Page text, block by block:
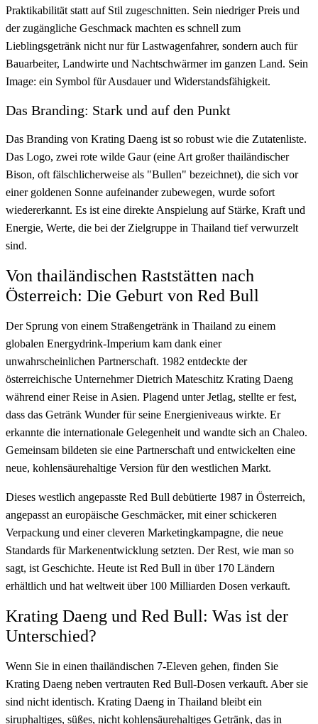
Praktikabilität statt auf Stil zugeschnitten. Sein niedriger Preis und
der zugängliche Geschmack machten es schnell zum
Lieblingsgetränk nicht nur für Lastwagenfahrer, sondern auch für
Bauarbeiter, Landwirte und Nachtschwärmer im ganzen Land. Sein
Image: ein Symbol für Ausdauer und Widerstandsfähigkeit.
Das Branding: Stark und auf den Punkt
Das Branding von Krating Daeng ist so robust wie die Zutatenliste.
Das Logo, zwei rote wilde Gaur (eine Art großer thailändischer
Bison, oft fälschlicherweise als "Bullen" bezeichnet), die sich vor
einer goldenen Sonne aufeinander zubewegen, wurde sofort
wiedererkannt. Es ist eine direkte Anspielung auf Stärke, Kraft und
Energie, Werte, die bei der Zielgruppe in Thailand tief verwurzelt
sind.
Von thailändischen Raststätten nach
Österreich: Die Geburt von Red Bull
Der Sprung von einem Straßengetränk in Thailand zu einem
globalen Energydrink-Imperium kam dank einer
unwahrscheinlichen Partnerschaft. 1982 entdeckte der
österreichische Unternehmer Dietrich Mateschitz Krating Daeng
während einer Reise in Asien. Plagend unter Jetlag, stellte er fest,
dass das Getränk Wunder für seine Energieniveaus wirkte. Er
erkannte die internationale Gelegenheit und wandte sich an Chaleo.
Gemeinsam bildeten sie eine Partnerschaft und entwickelten eine
neue, kohlensäurehaltige Version für den westlichen Markt.
Dieses westlich angepasste Red Bull debütierte 1987 in Österreich,
angepasst an europäische Geschmäcker, mit einer schickeren
Verpackung und einer cleveren Marketingkampagne, die neue
Standards für Markenentwicklung setzten. Der Rest, wie man so
sagt, ist Geschichte. Heute ist Red Bull in über 170 Ländern
erhältlich und hat weltweit über 100 Milliarden Dosen verkauft.
Krating Daeng und Red Bull: Was ist der
Unterschied?
Wenn Sie in einen thailändischen 7-Eleven gehen, finden Sie
Krating Daeng neben vertrauten Red Bull-Dosen verkauft. Aber sie
sind nicht identisch. Krating Daeng in Thailand bleibt ein
siruphaltiges, süßes, nicht kohlensäurehaltiges Getränk, das in